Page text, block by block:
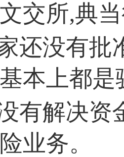
交所,典
还没有
本上都
有解决资
业务。